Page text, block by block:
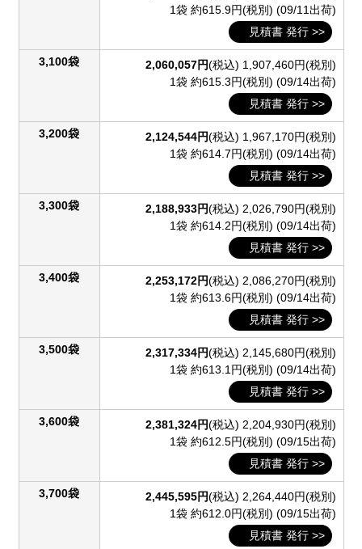
1袋 約615.9円(税別) (09/11出荷)
見積書 発行 >>
3,100袋 2,060,057円(税込) 1,907,460円(税別)
1袋 約615.3円(税別) (09/14出荷)
見積書 発行 >>
3,200袋 2,124,544円(税込) 1,967,170円(税別)
1袋 約614.7円(税別) (09/14出荷)
見積書 発行 >>
3,300袋 2,188,933円(税込) 2,026,790円(税別)
1袋 約614.2円(税別) (09/14出荷)
見積書 発行 >>
3,400袋 2,253,172円(税込) 2,086,270円(税別)
1袋 約613.6円(税別) (09/14出荷)
見積書 発行 >>
3,500袋 2,317,334円(税込) 2,145,680円(税別)
1袋 約613.1円(税別) (09/14出荷)
見積書 発行 >>
3,600袋 2,381,324円(税込) 2,204,930円(税別)
1袋 約612.5円(税別) (09/15出荷)
見積書 発行 >>
3,700袋 2,445,595円(税込) 2,264,440円(税別)
1袋 約612.0円(税別) (09/15出荷)
見積書 発行 >>